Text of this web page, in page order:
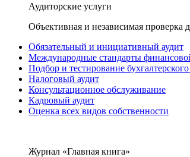
Аудиторские услуги
Объективная и независимая проверка
Обязательный и инициативный аудит
Международные стандарты
Подбор и тестирование
Налоговый аудит
Консультационное обслуживание
Кадровый аудит
Оценка всех видов собственности
Журнал «Главная книга»